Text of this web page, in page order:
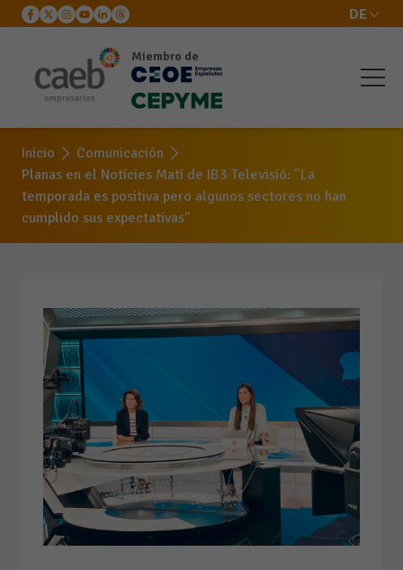
DE
Miembro de
Inicio
Comunicación
Planas en el Notícies Matí de IB3 Televisió: "La
temporada es positiva pero algunos sectores no han
cumplido sus expectativas"